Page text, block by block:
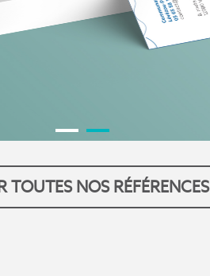
TOUTES NOS RÉFÉRENCES